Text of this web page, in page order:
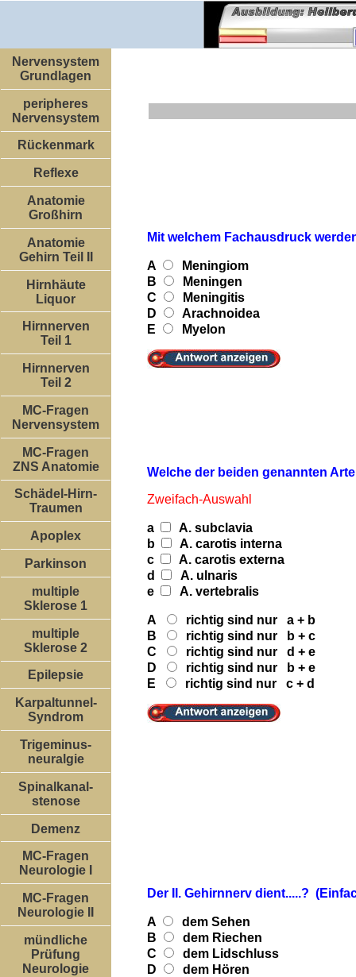
Nervensystem
Grundlagen
peripheres
Nervensystem
Rückenmark
Reflexe
Anatomie
Großhirn
Anatomie
Gehirn Teil II
Hirnhäute
Liquor
Hirnnerven
Teil 1
Hirnnerven
Teil 2
MC-Fragen
Nervensystem
MC-Fragen
ZNS Anatomie
Schädel-Hirn-
Traumen
Apoplex
Parkinson
multiple
Sklerose 1
multiple
Sklerose 2
Epilepsie
Karpaltunnel-
Syndrom
Trigeminus-
neuralgie
Spinalkanal-
stenose
Demenz
MC-Fragen
Neurologie I
MC-Fragen
Neurologie II
mündliche
Prüfung
Neurologie
Mit welchem Fachausdruck
A
Meningiom
B
Meningen
C
Meningitis
D
Arachnoidea
E
Myelon
Welche der beiden genannten
Zweifach-Auswahl
a
A. subclavia
b
A. carotis interna
c
A. carotis externa
d
A. ulnaris
e
A. vertebralis
A
richtig sind nur a + b
B
richtig sind nur b + c
C
richtig sind nur d + e
D
richtig sind nur b + e
E
richtig sind nur c + d
Der II. Gehirnnerv dient.....?
A
dem Sehen
B
dem Riechen
C
dem Lidschluss
D
dem Hören